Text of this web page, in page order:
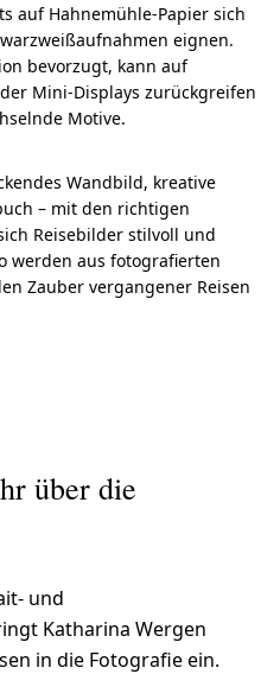
auf Hahnemühle-Papier sich
eignen.
bevorzugt, kann auf
Mini-Displays zurückgreifen
Motive.
Wandbild, kreative
– mit den richtigen
Reisebilder stilvoll und
werden aus fotografierten
Zauber vergangener Reisen
über die
und
Katharina Wergen
in die Fotografie ein.